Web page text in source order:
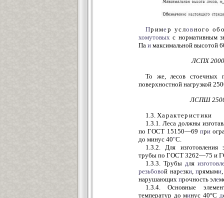
Пример условного
хомутовых с нормативным
Па и максимальной высотой
ЛСПХ
То же, лесов стоечных
поверхностной нагрузкой
ЛСПШ
1.3. Характеристики
1.3.1. Леса должны
по ГОСТ 15150—69 при
до минус 40"С.
1.3.2. Для изготовления
трубы по ГОСТ 3262—75 и
1.3.3. Трубы для
резьбовой нарезки, прямыми
нарушающих прочность эле
1.3.4. Основные
температур до минус 40°С д